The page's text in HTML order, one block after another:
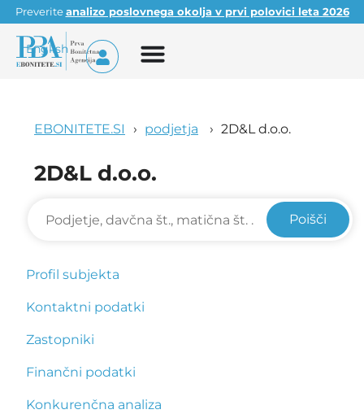
Preveriteanalizo poslovnega okolja v prvi polovici leta 2026
English
EBONITETE.SI podjetja 2D&L d.o.o.
2D&L d.o.o.
Poišči
Profil subjekta
Kontaktni podatki
Zastopniki
Finančni podatki
Konkurenčna analiza